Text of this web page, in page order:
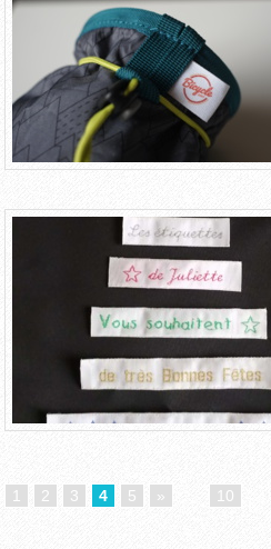
1 2 3 4 5 » 10